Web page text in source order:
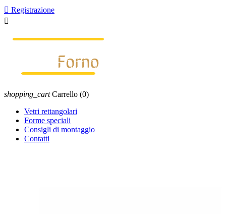
 Registrazione

shopping_cart Carrello (0)
Vetri rettangolari
Forme speciali
Consigli di montaggio
Contatti